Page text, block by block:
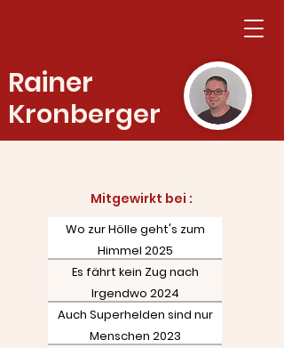
Rainer
Kronberger
Mitgewirkt bei :​
Wo zur Hölle geht's zum
Himmel 2025
Es fährt kein Zug nach
Irgendwo 2024
Auch Superhelden sind nur
Menschen 2023